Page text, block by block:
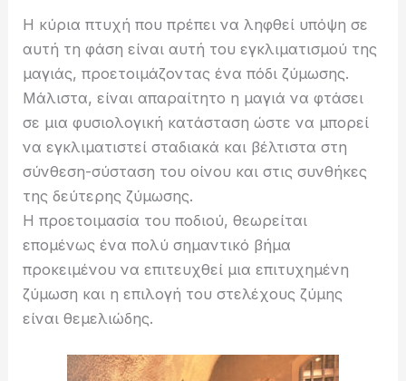
Η κύρια πτυχή που πρέπει να ληφθεί υπόψη σε
αυτή τη φάση είναι αυτή του εγκλιματισμού της
μαγιάς, προετοιμάζοντας ένα πόδι ζύμωσης.
Μάλιστα, είναι απαραίτητο η μαγιά να φτάσει
σε μια φυσιολογική κατάσταση ώστε να μπορεί
να εγκλιματιστεί σταδιακά και βέλτιστα στη
σύνθεση-σύσταση του οίνου και στις συνθήκες
της δεύτερης ζύμωσης.
Η προετοιμασία του ποδιού, θεωρείται
επομένως ένα πολύ σημαντικό βήμα
προκειμένου να επιτευχθεί μια επιτυχημένη
ζύμωση και η επιλογή του στελέχους ζύμης
είναι θεμελιώδης.